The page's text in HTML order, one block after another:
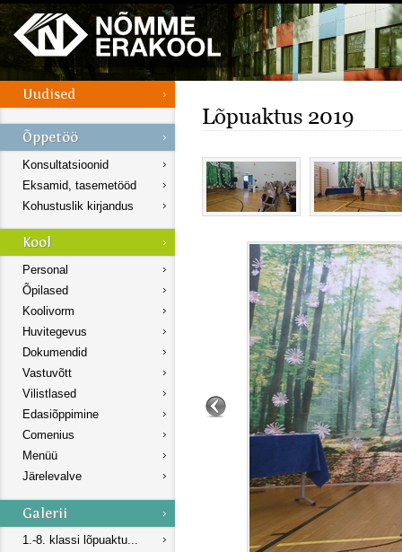
Konsultatsioonid
Eksamid, tasemetööd
Kohustuslik kirjandus
Personal
Õpilased
Koolivorm
Huvitegevus
Dokumendid
Vastuvõtt
Vilistlased
Edasiõppimine
Comenius
Menüü
Järelevalve
1.-8. klassi lõpuaktu...
Lõpuaktus 2019